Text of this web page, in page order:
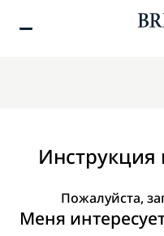
Инструкция
Пожалуйста,
Меня